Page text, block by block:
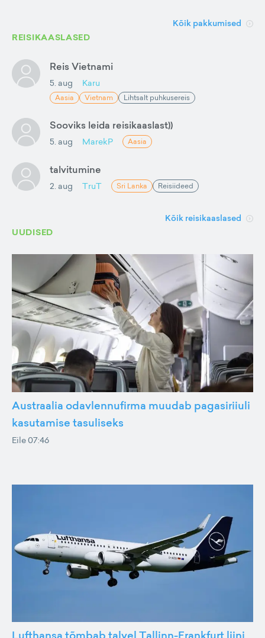
Kõik pakkumised
REISIKAASLASED
Reis Vietnami
5. aug Karu
Aasia Vietnam Lihtsalt puhkusereis
Sooviks leida reisikaaslast))
5. aug MarekP Aasia
talvitumine
2. aug TruT Sri Lanka Reisiideed
Kõik reisikaaslased
UUDISED
Austraalia odavlennufirma muudab pagasiriiuli
kasutamise tasuliseks
Eile 07:46